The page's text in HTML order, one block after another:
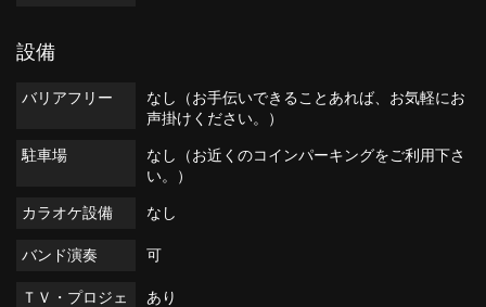
設備
バリアフリー
なし（お手伝いできることあれば、お気軽にお
声掛けください。）
駐車場
なし（お近くのコインパーキングをご利用下さ
い。）
カラオケ設備 なし
バンド演奏 可
ＴＶ・プロジェ
あり